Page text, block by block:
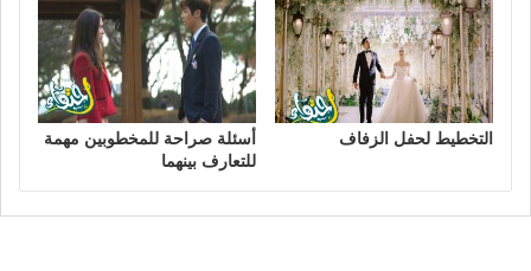
التخطيط لحفل الزفاف
أسئلة صراحة للمخطوبين مهمة
للتعارف بينهما